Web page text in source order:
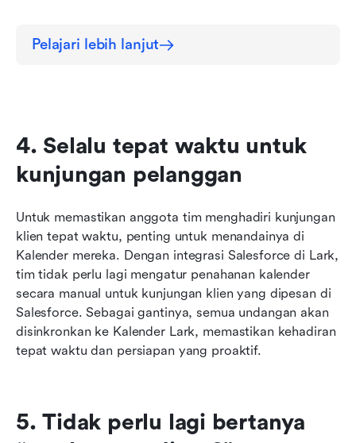
Pelajari lebih lanjut
4. Selalu tepat waktu untuk
kunjungan pelanggan
Untuk memastikan anggota tim menghadiri kunjungan
klien tepat waktu, penting untuk menandainya di
Kalender mereka. Dengan integrasi Salesforce di Lark,
tim tidak perlu lagi mengatur penahanan kalender
secara manual untuk kunjungan klien yang dipesan di
Salesforce. Sebagai gantinya, semua undangan akan
disinkronkan ke Kalender Lark, memastikan kehadiran
tepat waktu dan persiapan yang proaktif.
5. Tidak perlu lagi bertanya